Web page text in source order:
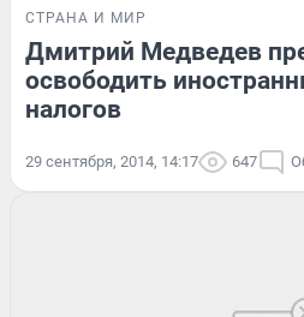
СТРАНА И МИР
Дмитрий Медведев
освободить
налогов
29 сентября, 2014, 14:17 647